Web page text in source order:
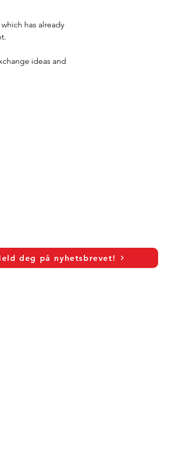
has already
ideas and
deg på nyhetsbrevet!